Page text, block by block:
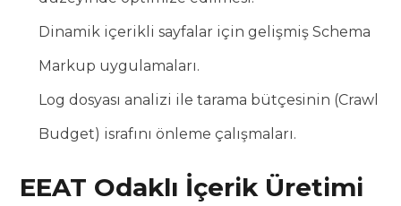
Dinamik içerikli sayfalar için gelişmiş Schema
Markup uygulamaları.
Log dosyası analizi ile tarama bütçesinin (Crawl
Budget) israfını önleme çalışmaları.
EEAT Odaklı İçerik Üretimi